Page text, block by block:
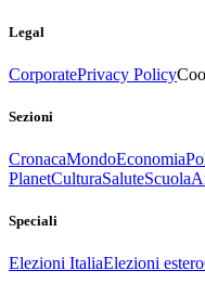
Legal
CorporatePrivacy Policy
Sezioni
CronacaMondoEconomia
PlanetCulturaSaluteScuola
Speciali
Elezioni ItaliaElezioni estero